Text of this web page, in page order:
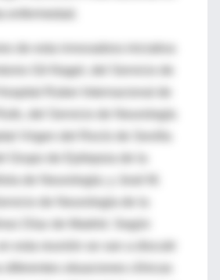
enfermedad.
Gil-Nagel, del Servicio de
Ruber Internacional de
del Servicio de Neurología
Virgen del Rocío de Sevilla
Grupo de Epilepsia de la
de Neurología; y José M.
de Neurología de la
Díaz de Madrid. Según